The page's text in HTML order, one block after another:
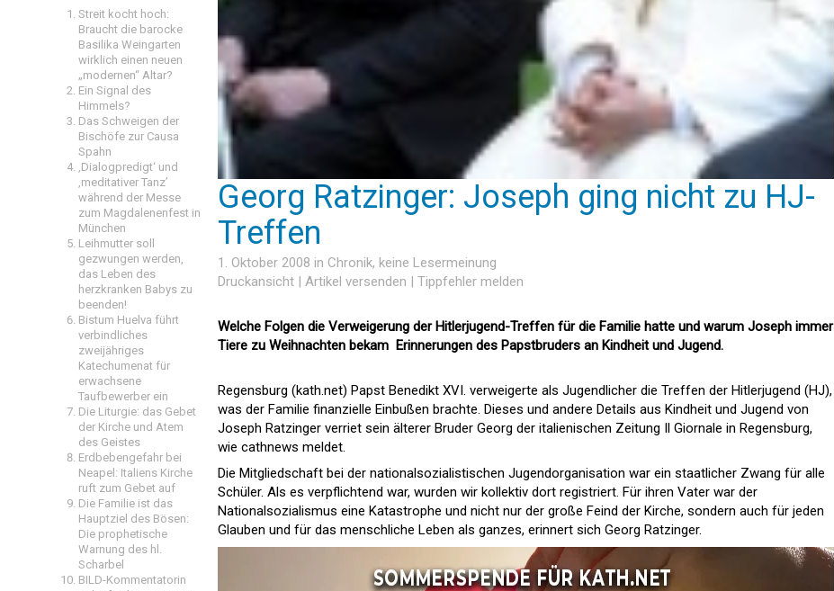
Streit kocht hoch:
Braucht die barocke
Basilika Weingarten
wirklich einen neuen
„modernen“ Altar?
Ein Signal des
Himmels?
Das Schweigen der
Bischöfe zur Causa
Spahn
‚Dialogpredigt‘ und
‚meditativer Tanz’
während der Messe
zum Magdalenenfest in
München
Leihmutter soll
gezwungen werden,
das Leben des
herzkranken Babys zu
beenden!
Bistum Huelva führt
verbindliches
zweijähriges
Katechumenat für
erwachsene
Taufbewerber ein
Die Liturgie: das Gebet
der Kirche und Atem
des Geistes
Erdbebengefahr bei
Neapel: Italiens Kirche
ruft zum Gebet auf
Die Familie ist das
Hauptziel des Bösen:
Die prophetische
Warnung des hl.
Scharbel
BILD-Kommentatorin
Georg Ratzinger: Joseph ging nicht zu HJ-
Treffen
1. Oktober 2008 in Chronik, keine Lesermeinung
Druckansicht
Artikel versenden Tippfehler melden
Welche Folgen die Verweigerung der Hitlerjugend-Treffen für die Familie hatte und warum Joseph immer
Tiere zu Weihnachten bekam  Erinnerungen des Papstbruders an Kindheit und Jugend.
Regensburg (kath.net) Papst Benedikt XVI. verweigerte als Jugendlicher die Treffen der Hitlerjugend (HJ),
was der Familie finanzielle Einbußen brachte. Dieses und andere Details aus Kindheit und Jugend von
Joseph Ratzinger verriet sein älterer Bruder Georg der italienischen Zeitung Il Giornale in Regensburg,
wie cathnews meldet.
Die Mitgliedschaft bei der nationalsozialistischen Jugendorganisation war ein staatlicher Zwang für alle
Schüler. Als es verpflichtend war, wurden wir kollektiv dort registriert. Für ihren Vater war der
Nationalsozialismus eine Katastrophe und nicht nur der große Feind der Kirche, sondern auch für jeden
Glauben und für das menschliche Leben als ganzes, erinnert sich Georg Ratzinger.